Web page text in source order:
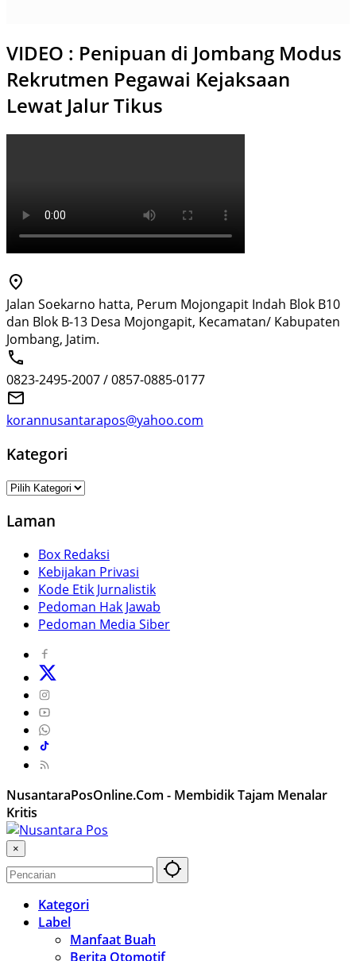
VIDEO : Penipuan di Jombang Modus
Rekrutmen Pegawai Kejaksaan
Lewat Jalur Tikus
Jalan Soekarno hatta, Perum Mojongapit Indah Blok B10
dan Blok B-13 Desa Mojongapit, Kecamatan/ Kabupaten
Jombang, Jatim.
0823-2495-2007 / 0857-0885-0177
korannusantarapos@yahoo.com
Kategori
Kategori
Laman
Box Redaksi
Kebijakan Privasi
Kode Etik Jurnalistik
Pedoman Hak Jawab
Pedoman Media Siber
NusantaraPosOnline.Com - Membidik Tajam Menalar
Kritis
×
Kategori
Label
Manfaat Buah
Berita Otomotif